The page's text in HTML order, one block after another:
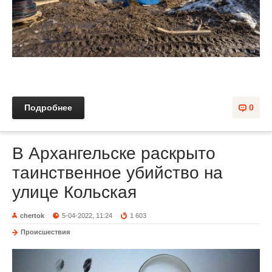
0
Подробнее
В Архангельске раскрыто
таинственное убийство на
улице Кольская
chertok 5-04-2022, 11:24 1 603
Происшествия